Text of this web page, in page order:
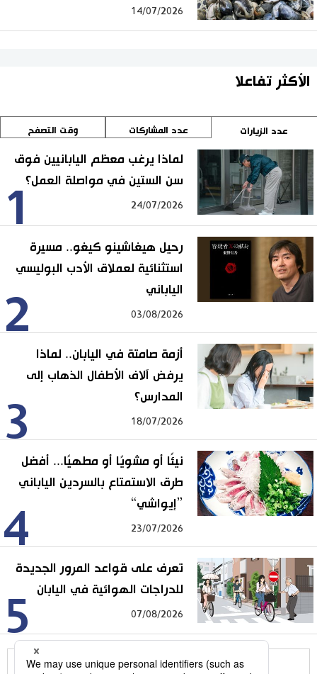
14/07/2026
الأكثر تفاعلا
عدد الزيارات عدد المشاركات وقت التصفح
1
لماذا يرغب معظم اليابانيين فوق
سن الستين في مواصلة العمل؟
24/07/2026
2
رحيل هيغاشينو كيغو.. مسيرة
استثنائية لعملاق الأدب البوليسي
الياباني
03/08/2026
3
أزمة صامتة في اليابان.. لماذا
يرفض آلاف الأطفال الذهاب إلى
المدارس؟
18/07/2026
4
نيئًا أو مشويًا أو مطهيًا... أفضل
طرق الاستمتاع بالسردين الياباني
”إيواشي“
23/07/2026
5
تعرف على قواعد المرور الجديدة
للدراجات الهوائية في اليابان
07/08/2026
للمزيد